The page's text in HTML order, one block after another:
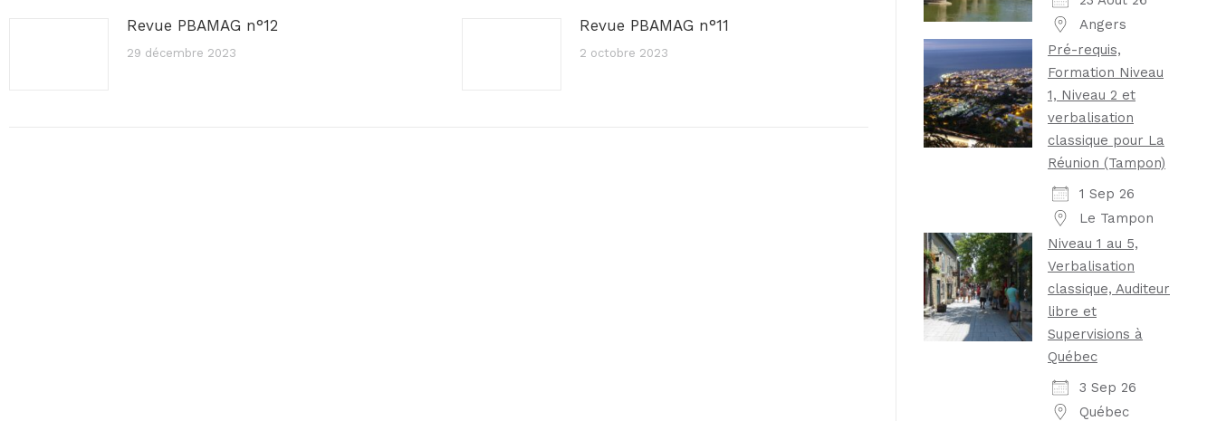
Revue PBAMAG n°12
29 décembre 2023
Revue PBAMAG n°11
2 octobre 2023
Angers
Pré-requis,
Formation Niveau
1, Niveau 2 et
verbalisation
classique pour La
Réunion (Tampon)
1 Sep 26
Le Tampon
Niveau 1 au 5,
Verbalisation
classique, Auditeur
libre et
Supervisions à
Québec
3 Sep 26
Québec